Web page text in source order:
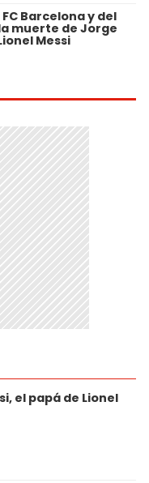
Barcelona y del
muerte de Jorge
Messi
el papá de Lionel